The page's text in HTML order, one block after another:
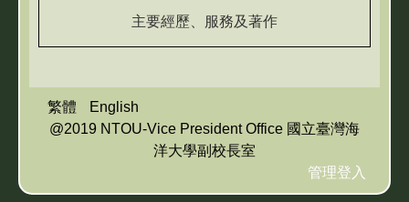
主要經歷、服務及著作
繁體
English
@2019 NTOU-Vice President Office 國立臺灣海
洋大學副校長室
管理登入